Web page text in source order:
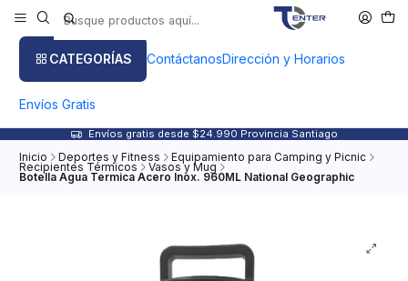
CATEGORÍAS ContáctanosDirección y Horarios
Envíos Gratis
Envíos gratis desde $24.990 Provincia Santiago
Inicio Deportes y Fitness Equipamiento para Camping y Picnic
Recipientes Térmicos Vasos y Mug
Botella Agua Termica Acero Inox. 960ML National Geographic